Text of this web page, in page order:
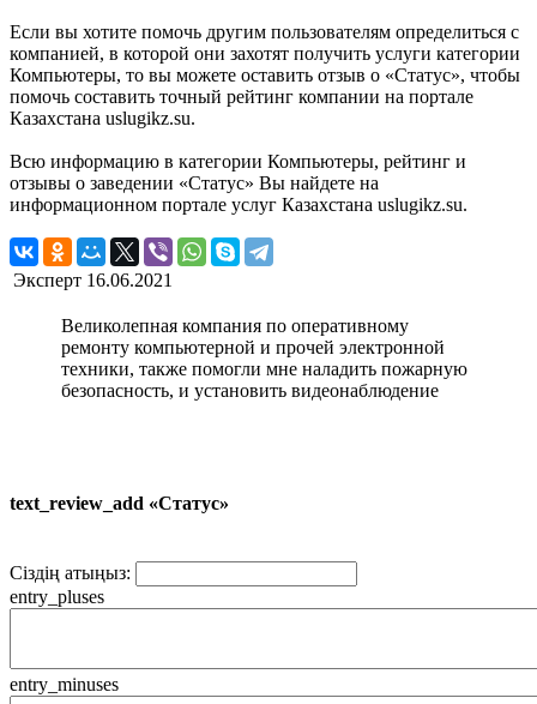
Если вы хотите помочь другим пользователям определиться с
компанией, в которой они захотят получить услуги категории
Компьютеры, то вы можете оставить отзыв о «Статус», чтобы
помочь составить точный рейтинг компании на портале
Казахстана uslugikz.su.
Всю информацию в категории Компьютеры, рейтинг и
отзывы о заведении «Статус» Вы найдете на
информационном портале услуг Казахстана uslugikz.su.
Эксперт 16.06.2021
Великолепная компания по оперативному
ремонту компьютерной и прочей электронной
техники, также помогли мне наладить пожарную
безопасность, и установить видеонаблюдение
text_review_add «Статус»
Сіздің атыңыз:
entry_pluses
entry_minuses